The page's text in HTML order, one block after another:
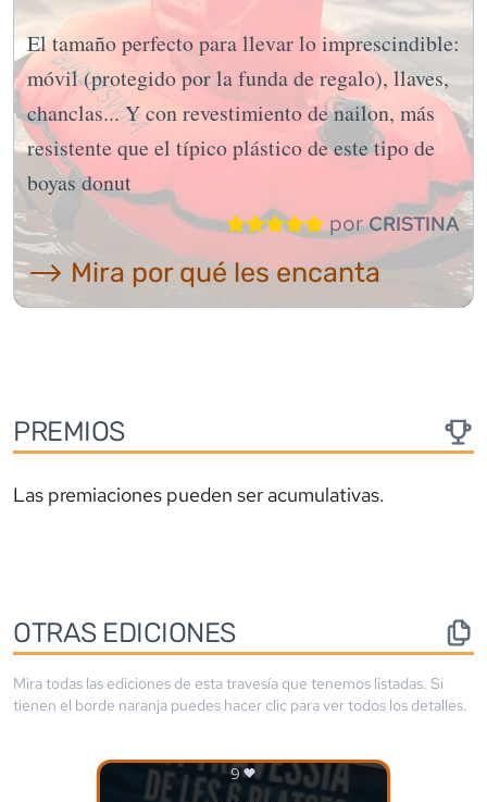
El tamaño perfecto para llevar lo imprescindible:
móvil (protegido por la funda de regalo), llaves,
chanclas... Y con revestimiento de nailon, más
resistente que el típico plástico de este tipo de
boyas donut
porCRISTINA
⟶ Mira por qué les encanta
PREMIOS
Las premiaciones pueden ser acumulativas.
OTRAS EDICIONES
Mira todas las ediciones de esta travesía que tenemos listadas. Si
tienen el borde naranja puedes hacer clic para ver todos los detalles.
9